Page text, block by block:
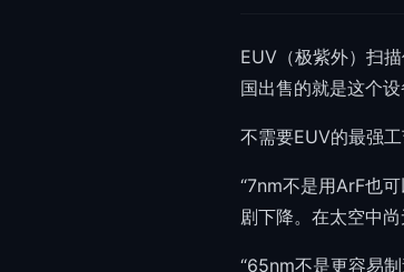
EUV（极紫外）扫
国出售的就是这个
不需要EUV的最强
“7nm不是用ArF也
剧下降。在太空中
“65nm不是更容易